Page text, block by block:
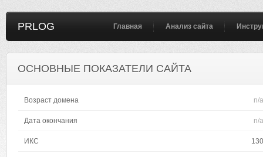
PRLOG Главная Анализ сайта
ОСНОВНЫЕ ПОКАЗАТЕЛИ САЙТА
Возраст домена n/a
Дата окончания n/a
ИКС 130